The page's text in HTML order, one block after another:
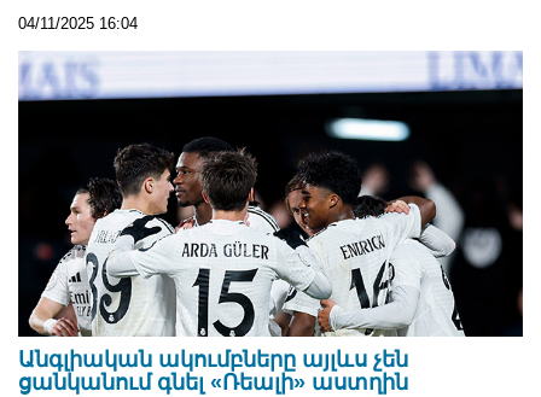
04/11/2025 16:04
Անգլիական ակումբները այլևս չեն
ցանկանում գնել «Ռեալի» աստղին